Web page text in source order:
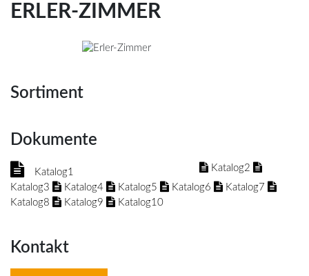
ERLER-ZIMMER
Sortiment
Dokumente
Katalog1
Katalog2
Katalog3
Katalog4 Katalog5 Katalog6
Katalog7
Katalog8
Katalog9 Katalog10
Kontakt